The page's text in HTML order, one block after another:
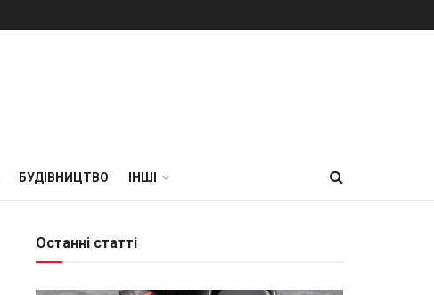
БУДІВНИЦТВО ІНШІ
Останні статті